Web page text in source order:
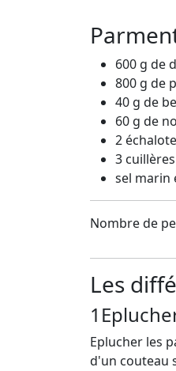
600 g de
800 g de
40 g de
60 g de
2
3
sel marin
Nombre de
Les
1
Eplucher les
d'un couteau